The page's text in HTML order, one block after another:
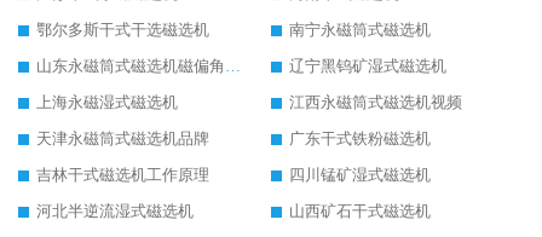
鄂尔多斯干式干选磁选机
南宁永磁筒式磁选机
山东永磁筒式磁选机磁偏角怎么调整
辽宁黑钨矿湿式磁选机
上海永磁湿式磁选机
江西永磁筒式磁选机视频
天津永磁筒式磁选机品牌
广东干式铁粉磁选机
吉林干式磁选机工作原理
四川锰矿湿式磁选机
河北半逆流湿式磁选机
山西矿石干式磁选机